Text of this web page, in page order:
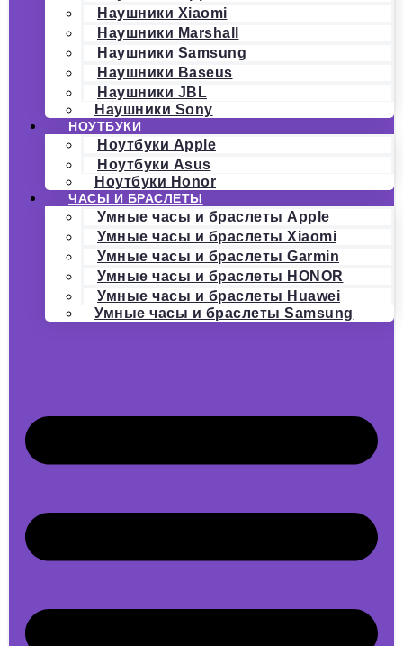
Наушники Xiaomi
Наушники Marshall
Наушники Samsung
Наушники Baseus
Наушники JBL
Наушники Sony
НОУТБУКИ
Ноутбуки Apple
Ноутбуки Asus
Ноутбуки Honor
ЧАСЫ И БРАСЛЕТЫ
Умные часы и браслеты Apple
Умные часы и браслеты Xiaomi
Умные часы и браслеты Garmin
Умные часы и браслеты HONOR
Умные часы и браслеты Huawei
Умные часы и браслеты Samsung